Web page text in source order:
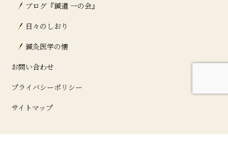
ブログ『鍼道 ⼀の会』
日々のしおり
鍼灸医学の懐
お問い合わせ
プライバシーポリシー
サイトマップ